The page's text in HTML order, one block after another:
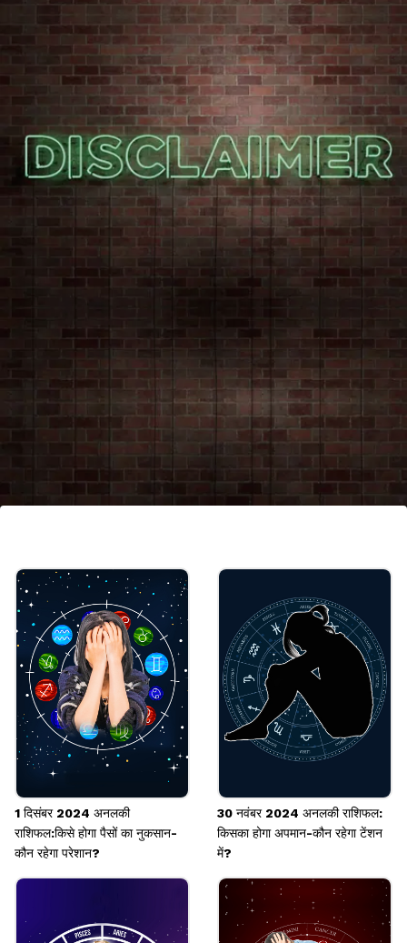
इस आर्टिकल में जो जानकारी है, वो ज्योतिषियों द्वारा बताई गईं हैं।
हम सिर्फ इस जानकारी को आप तक पहुंचाने का एक माध्यम हैं।
यूजर्स इन जानकारियों को सिर्फ सूचना ही मानें।
Image credits: adobe stock
1 दिसंबर 2024 अनलकी
राशिफल:किसे होगा पैसों का नुकसान-
कौन रहेगा परेशान?
30 नवंबर 2024 अनलकी राशिफल:
किसका होगा अपमान-कौन रहेगा टेंशन
में?